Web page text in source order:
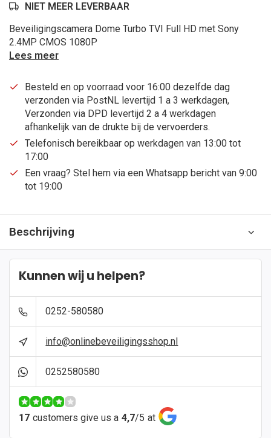
NIET MEER LEVERBAAR
Beveiligingscamera Dome Turbo TVI Full HD met Sony
2.4MP CMOS 1080P
Lees meer
Besteld en op voorraad voor 16:00 dezelfde dag
verzonden via PostNL levertijd 1 a 3 werkdagen,
Verzonden via DPD levertijd 2 a 4 werkdagen
afhankelijk van de drukte bij de vervoerders.
Telefonisch bereikbaar op werkdagen van 13:00 tot
17:00
Een vraag? Stel hem via een Whatsapp bericht van 9:00
tot 19:00
Beschrijving
Kunnen wij u helpen?
0252-580580
info@onlinebeveiligingsshop.nl
0252580580
17 customers give us a 4,7/5 at